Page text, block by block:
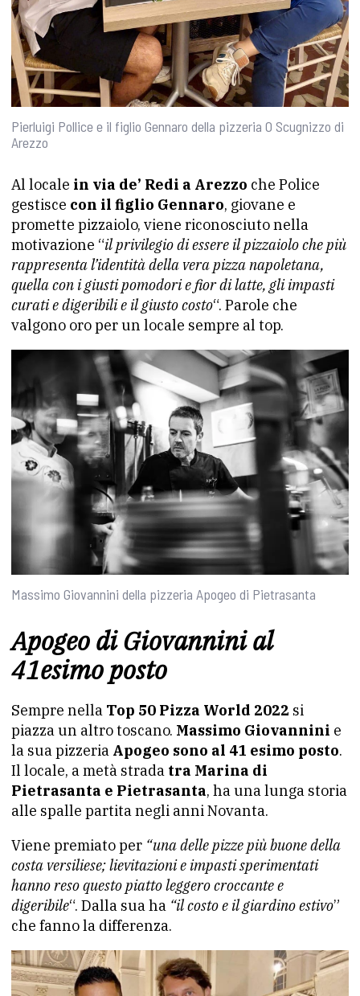
Pierluigi Pollice e il figlio Gennaro della pizzeria O Scugnizzo di
Arezzo
Al locale in via de’ Redi a Arezzo che Police
gestisce con il figlio Gennaro, giovane e
promette pizzaiolo, viene riconosciuto nella
motivazione “il privilegio di essere il pizzaiolo che più
rappresenta l’identità della vera pizza napoletana,
quella con i giusti pomodori e fior di latte, gli impasti
curati e digeribili e il giusto costo“. Parole che
valgono oro per un locale sempre al top.
Massimo Giovannini della pizzeria Apogeo di Pietrasanta
Apogeo di Giovannini al
41esimo posto
Sempre nella Top 50 Pizza World 2022 si
piazza un altro toscano. Massimo Giovannini e
la sua pizzeria Apogeo sono al 41 esimo posto.
Il locale, a metà strada tra Marina di
Pietrasanta e Pietrasanta, ha una lunga storia
alle spalle partita negli anni Novanta.
Viene premiato per “una delle pizze più buone della
costa versiliese; lievitazioni e impasti sperimentati
hanno reso questo piatto leggero croccante e
digeribile“. Dalla sua ha “il costo e il giardino estivo”
che fanno la differenza.